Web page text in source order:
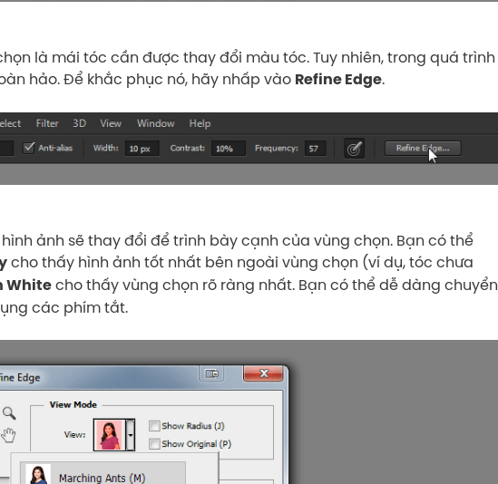
là mái tóc cần được thay đổi màu tóc. Tuy nhiên, trong quá trình
hảo. Để khắc phục nó, hãy nhấp vào Refine Edge.
ảnh sẽ thay đổi để trình bày cạnh của vùng chọn. Bạn có thể
cho thấy hình ảnh tốt nhất bên ngoài vùng chọn (ví dụ, tóc chưa
Whitecho thấy vùng chọn rõ ràng nhất. Bạn có thể dễ dàng chuyển
các phím tắt.